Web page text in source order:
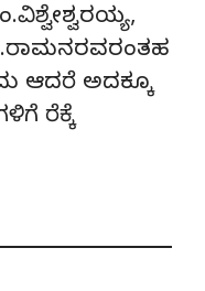
ಆದರೆ ಅದಕ್ಕೂ
ರೆಕ್ಕೆ